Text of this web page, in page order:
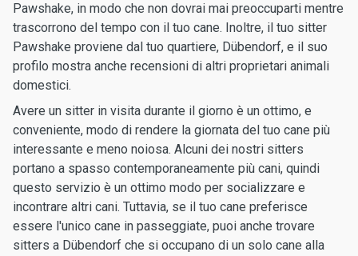
Pawshake, in modo che non dovrai mai preoccuparti mentre
trascorrono del tempo con il tuo cane. Inoltre, il tuo sitter
Pawshake proviene dal tuo quartiere, Dübendorf, e il suo
profilo mostra anche recensioni di altri proprietari animali
domestici.
Avere un sitter in visita durante il giorno è un ottimo, e
conveniente, modo di rendere la giornata del tuo cane più
interessante e meno noiosa. Alcuni dei nostri sitters
portano a spasso contemporaneamente più cani, quindi
questo servizio è un ottimo modo per socializzare e
incontrare altri cani. Tuttavia, se il tuo cane preferisce
essere l'unico cane in passeggiate, puoi anche trovare
sitters a Dübendorf che si occupano di un solo cane alla